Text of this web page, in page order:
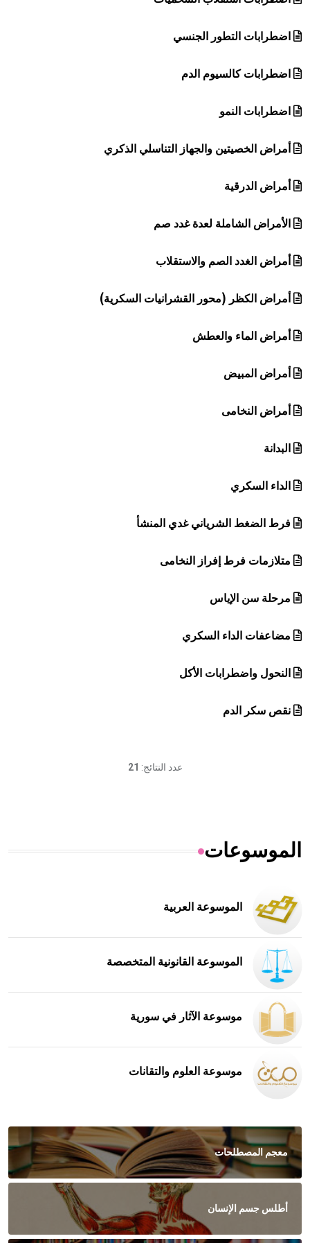
اضطرابات التطور الجنسي
اضطرابات كالسيوم الدم
اضطرابات النمو
أمراض الخصيتين والجهاز التناسلي الذكري
أمراض الدرقية
الأمراض الشاملة لعدة غدد صم
أمراض الغدد الصم والاستقلاب
أمراض الكظر (محور القشرانيات السكرية)
أمراض الماء والعطش
أمراض المبيض
أمراض النخامى
البدانة
الداء السكري
فرط الضغط الشرياني غدي المنشأ
متلازمات فرط إفراز النخامى
مرحلة سن الإياس
مضاعفات الداء السكري
النحول واضطرابات الأكل
نقص سكر الدم
عدد النتائج: 21
الموسوعات
الموسوعة العربية
الموسوعة القانونية المتخصصة
موسوعة الآثار في سورية
موسوعة العلوم والتقانات
معجم المصطلحات
أطلس جسم الإنسان